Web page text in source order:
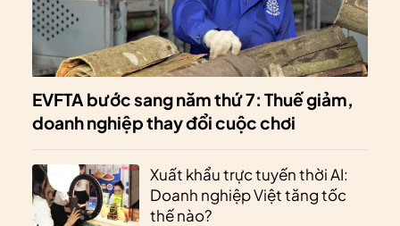
EVFTA bước sang năm thứ 7: Thuế giảm,
doanh nghiệp thay đổi cuộc chơi
Xuất khẩu trực tuyến thời AI:
Doanh nghiệp Việt tăng tốc
thế nào?